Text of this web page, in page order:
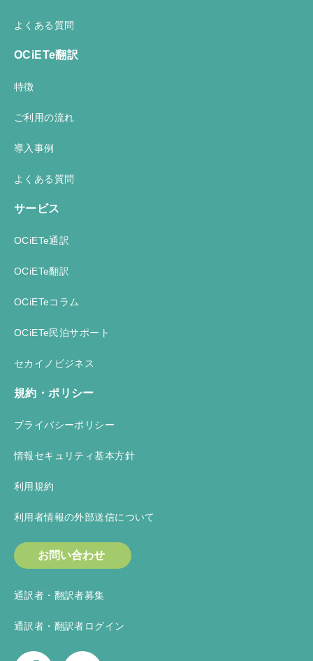
よくある質問
OCiETe翻訳
特徴
ご利用の流れ
導入事例
よくある質問
サービス
OCiETe通訳
OCiETe翻訳
OCiETeコラム
OCiETe民泊サポート
セカイノビジネス
規約・ポリシー
プライバシーポリシー
情報セキュリティ基本方針
利用規約
利用者情報の外部送信について
お問い合わせ
通訳者・翻訳者募集
通訳者・翻訳者ログイン